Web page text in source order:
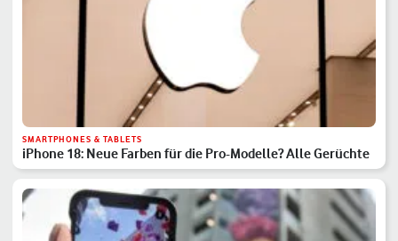
SMARTPHONES & TABLETS
iPhone 18: Neue Farben für die Pro-Modelle? Alle Gerüchte